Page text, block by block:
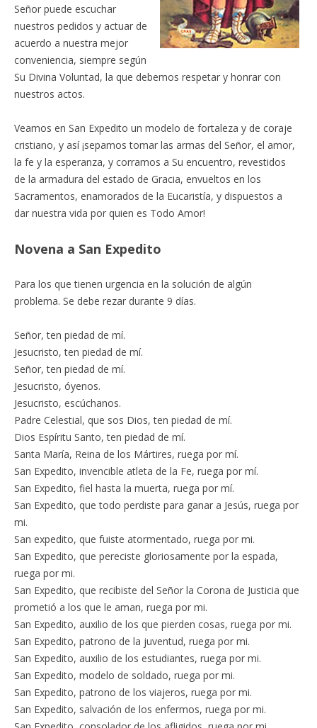
Señor puede escuchar
nuestros pedidos y actuar de
acuerdo a nuestra mejor
conveniencia, siempre según
Su Divina Voluntad, la que debemos respetar y honrar con
nuestros actos.
Veamos en San Expedito un modelo de fortaleza y de coraje
cristiano, y así ¡sepamos tomar las armas del Señor, el amor,
la fe y la esperanza, y corramos a Su encuentro, revestidos
de la armadura del estado de Gracia, envueltos en los
Sacramentos, enamorados de la Eucaristía, y dispuestos a
dar nuestra vida por quien es Todo Amor!
Novena a San Expedito
Para los que tienen urgencia en la solución de algún
problema. Se debe rezar durante 9 días.
Señor, ten piedad de mí.
Jesucristo, ten piedad de mí.
Señor, ten piedad de mí.
Jesucristo, óyenos.
Jesucristo, escúchanos.
Padre Celestial, que sos Dios, ten piedad de mí.
Dios Espíritu Santo, ten piedad de mí.
Santa María, Reina de los Mártires, ruega por mí.
San Expedito, invencible atleta de la Fe, ruega por mí.
San Expedito, fiel hasta la muerta, ruega por mí.
San Expedito, que todo perdiste para ganar a Jesús, ruega por
mi.
San expedito, que fuiste atormentado, ruega por mi.
San Expedito, que pereciste gloriosamente por la espada,
ruega por mi.
San Expedito, que recibiste del Señor la Corona de Justicia que
prometió a los que le aman, ruega por mi.
San Expedito, auxilio de los que pierden cosas, ruega por mi.
San Expedito, patrono de la juventud, ruega por mi.
San Expedito, auxilio de los estudiantes, ruega por mi.
San Expedito, modelo de soldado, ruega por mi.
San Expedito, patrono de los viajeros, ruega por mi.
San Expedito, salvación de los enfermos, ruega por mi.